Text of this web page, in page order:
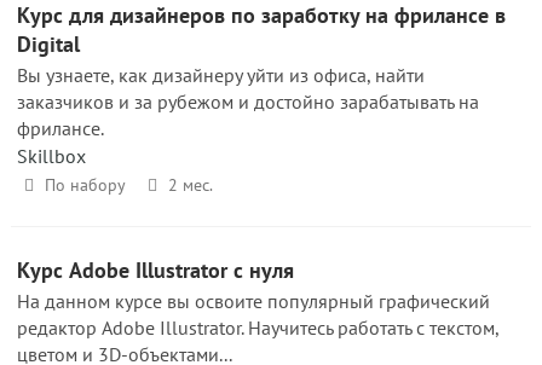
Курс для дизайнеров по заработку на фрилансе в
Digital
Вы узнаете, как дизайнеру уйти из офиса, найти
заказчиков и за рубежом и достойно зарабатывать на
фрилансе.
Skillbox
По набору 2 мес.
Курс Adobe Illustrator с нуля
На данном курсе вы освоите популярный графический
редактор Adobe Illustrator. Научитесь работать с текстом,
цветом и 3D-объектами...